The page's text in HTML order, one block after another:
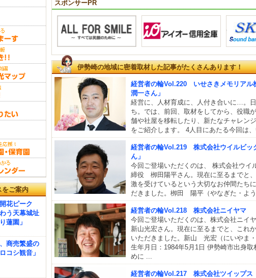
スポンサーPR
伊勢崎の地域に密着取材した記事がたくさんあります！
経営者の輪Vol.220 いせさきメモリア
潤一さん」
経営に、人材育成に、人付き合いに…。
ち。では、前回、取材をしてから、役職
舗や社屋を移転したり、新たなチャレン
をご紹介します。 4人目にあたる今回は、
経営者の輪Vol.219 株式会社ウイルビッ
ん」
今回ご登場いただくのは、 株式会社ウイ
締役 栁田陽平さん。現在に至るまでと
激を受けているという大切なお仲間たち
だきました。栁田 陽平（やなぎた・よう
経営者の輪Vol.218 株式会社ニイヤマ
今回ご登場いただくのは、株式会社ニイ
新山光宏さん。現在に至るまでと、これ
いただきました。新山 光宏（にいやま
生年月日：1984年5月1日 伊勢崎市出身取
めに ...
経営者の輪Vol.217 株式会社ツイップ
をご案内
花ピーク
う天幕城址
蓮園」
商売繁盛の
コシ観音」